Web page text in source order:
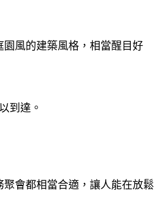
風的建築風格，相當醒目好
到達。
會都相當合適，讓人能在放鬆